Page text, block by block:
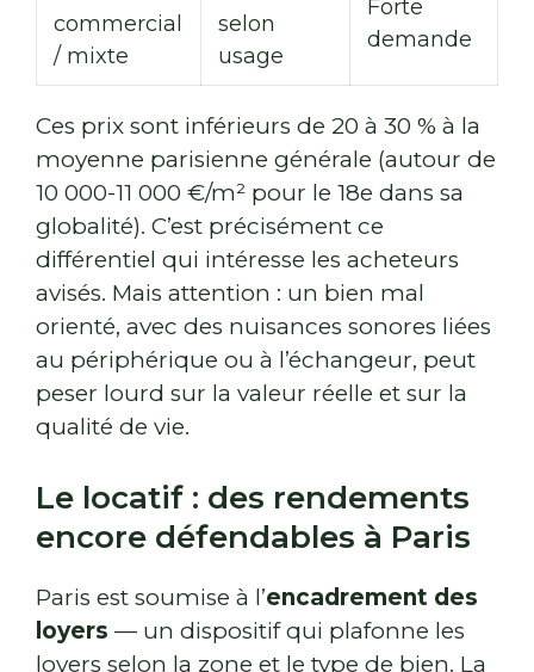
commercial
/ mixte
selon
usage
Forte
demande
Ces prix sont inférieurs de 20 à 30 % à la
moyenne parisienne générale (autour de
10 000-11 000 €/m² pour le 18e dans sa
globalité). C’est précisément ce
différentiel qui intéresse les acheteurs
avisés. Mais attention : un bien mal
orienté, avec des nuisances sonores liées
au périphérique ou à l’échangeur, peut
peser lourd sur la valeur réelle et sur la
qualité de vie.
Le locatif : des rendements
encore défendables à Paris
Paris est soumise à l’encadrement des
loyers — un dispositif qui plafonne les
loyers selon la zone et le type de bien. La